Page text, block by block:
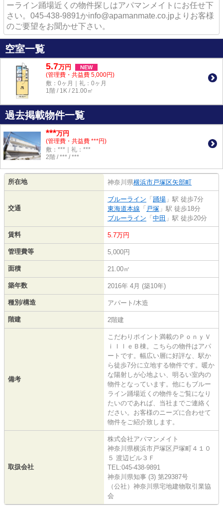
ーライン踊場近くの物件探しはアパマンメイトにお任せ下
さい。045-438-9891かinfo@apamanmate.co.jpよりお客様
のご要望をお聞かせ下さい。
空室一覧
5.7万円 NEW
(管理費・共益費 5,000円)
敷：0ヶ月｜礼：0ヶ月
1階 / 1K / 21.00㎡
過去掲載物件一覧
***万円
(管理費・共益費 ***円)
敷：***｜礼：***
2階 / *** / ***
所在地 神奈川県横浜市戸塚区矢部町
交通
ブルーライン 「 踊場 」駅 徒歩7分
東海道本線 「 戸塚 」駅 徒歩18分
ブルーライン 「 中田 」駅 徒歩20分
賃料 5.7万円
管理費等 5,000円
面積 21.00㎡
築年数 2016年 4月 (築10年)
種別/構造 アパート/木造
階建 2階建
備考
こだわりポイント満載のＰｏｎｙＶ
ｉｌｌｅＢ棟。こちらの物件はアパ
ートです。幅広い層に好評な、駅か
ら徒歩7分に立地する物件です。暖か
な陽射しが心地よい、明るい室内の
物件となっています。他にもブルー
ライン踊場近くの物件をご覧になり
たいのであれば、当社までご連絡く
ださい。お客様のニーズに合わせて
物件をご紹介致します。
取扱会社
株式会社アパマンメイト
神奈川県横浜市戸塚区戸塚町４１０
５ 渡辺ビル３Ｆ
TEL:045-438-9891
神奈川県知事 (3) 第29387号
（公社）神奈川県宅地建物取引業協
会